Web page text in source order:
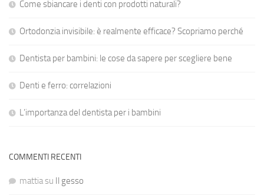
Come sbiancare i denti con prodotti naturali?
Ortodonzia invisibile: è realmente efficace? Scopriamo perché
Dentista per bambini: le cose da sapere per scegliere bene
Denti e ferro: correlazioni
L’importanza del dentista per i bambini
COMMENTI RECENTI
mattiasu Il gesso